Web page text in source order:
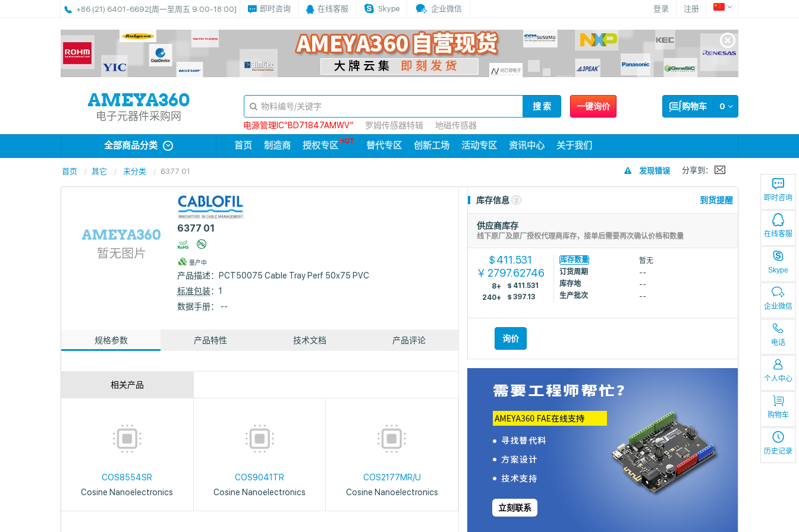
+86 (21) 6401-6692[周一至周五 9:00-18:00] 即时咨询 在线客服 Skype 企业微信 登录 注册
即时咨询
在线客服
Skype
企业微信
电话
个人中心
购物车
历史记录
电子元器件采购网
一键询价 0
购物车
搜 索
电源管理IC“BD71847AMWV”
罗姆传感器特辑 地磁传感器
全部商品分类 首页 制造商 授权专区 替代专区 创新工场 活动专区 资讯中心 关于我们
首页 其它 未分类 6377 01 发现错误 分享到：
6377 01
量产中
产品描述：
PCT50075 Cable Tray Perf 50x75 PVC
标准包装：1
数据手册： --
规格参数 产品特性 技术文档 产品评论
相关产品
COS8554SR
Cosine Nanoelectronics
COS9041TR
Cosine Nanoelectronics
COS2177MR/U
Cosine Nanoelectronics
库存信息 2 到货提醒
供应商库存
线下原厂及原厂授权代理商库存，接单后需要再次确认价格和数量
$411.531
￥ 2797.62746
8+ $ 411.531
240+
$ 397.13
库存数量
暂无
订货周期
--
库存地
--
生产批次
--
询价
立刻联系